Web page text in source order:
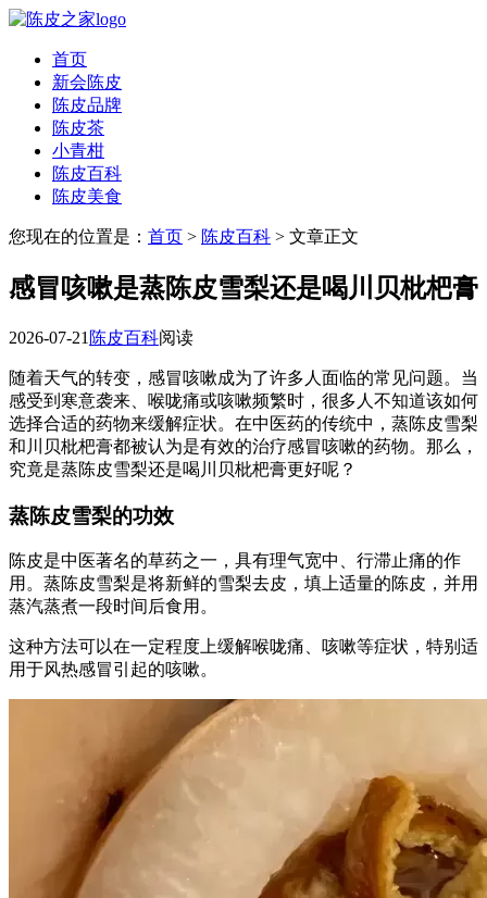
首页
新会陈皮
陈皮品牌
陈皮茶
小青柑
陈皮百科
陈皮美食
您现在的位置是： 首页 > 陈皮百科 > 文章正文
感冒咳嗽是蒸陈皮雪梨还是喝川贝枇杷膏
2026-07-21 陈皮百科阅读
随着天气的转变，感冒咳嗽成为了许多人面临的常见问题。当
感受到寒意袭来、喉咙痛或咳嗽频繁时，很多人不知道该如何
选择合适的药物来缓解症状。在中医药的传统中，蒸陈皮雪梨
和川贝枇杷膏都被认为是有效的治疗感冒咳嗽的药物。那么，
究竟是蒸陈皮雪梨还是喝川贝枇杷膏更好呢？
蒸陈皮雪梨的功效
陈皮是中医著名的草药之一，具有理气宽中、行滞止痛的作
用。蒸陈皮雪梨是将新鲜的雪梨去皮，填上适量的陈皮，并用
蒸汽蒸煮一段时间后食用。
这种方法可以在一定程度上缓解喉咙痛、咳嗽等症状，特别适
用于风热感冒引起的咳嗽。